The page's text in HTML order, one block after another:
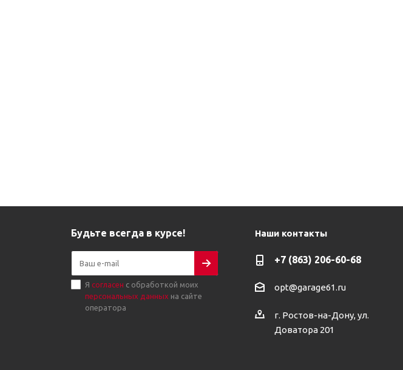
Будьте всегда в курсе!
Я согласен с обработкой моих
персональных данных на сайте
оператора
Наши контакты
+7 (863) 206-60-68
opt@garage61.ru
г. Ростов-на-Дону, ул.
Доватора 201